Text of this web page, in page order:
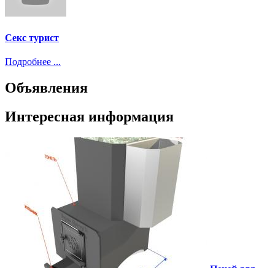
Секс турист
Подробнее ...
Объявления
Интересная информация